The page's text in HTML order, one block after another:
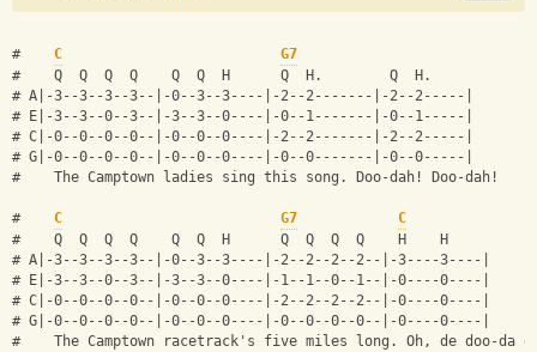
# C
G7
#    Q  Q  Q  Q    Q  Q  H      Q  H.        Q  H.
# A|-3--3--3--3--|-0--3--3----|-2--2-------|-2--2-----|
# E|-3--3--0--3--|-3--3--0----|-0--1-------|-0--1-----|
# C|-0--0--0--0--|-0--0--0----|-2--2-------|-2--2-----|
# G|-0--0--0--0--|-0--0--0----|-0--0-------|-0--0-----|
#    The Camptown ladies sing this song. Doo-dah! Doo-dah!
# C G7
C
#    Q  Q  Q  Q    Q  Q  H      Q  Q  Q  Q    H    H
# A|-3--3--3--3--|-0--3--3----|-2--2--2--2--|-3----3----|
# E|-3--3--0--3--|-3--3--0----|-1--1--0--1--|-0----0----|
# C|-0--0--0--0--|-0--0--0----|-2--2--2--2--|-0----0----|
# G|-0--0--0--0--|-0--0--0----|-0--0--0--0--|-0----0----|
#    The Camptown racetrack's five miles long. Oh, de doo-da